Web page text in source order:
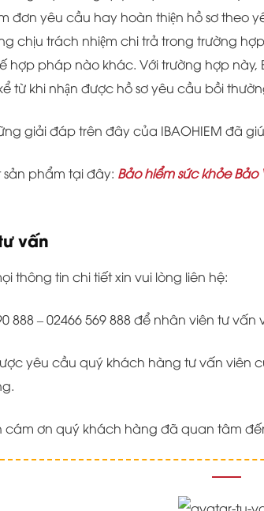
đơn yêu cầu hay hoàn thiện hồ sơ theo
chịu trách nhiệm chi trả trong trường
hợp pháp nào khác. Với trường hợp này,
từ khi nhận được hồ sơ yêu cầu bồi
giải đáp trên đây của IBAOHIEM đã
sản phẩm tại đây: Bảo hiểm sức khỏe Bảo
vấn
thông tin chi tiết xin vui lòng liên hệ:
888 – 02466 569 888 để nhân viên tư
yêu cầu quý khách hàng tư vấn viên
cám ơn quý khách hàng đã quan tâm